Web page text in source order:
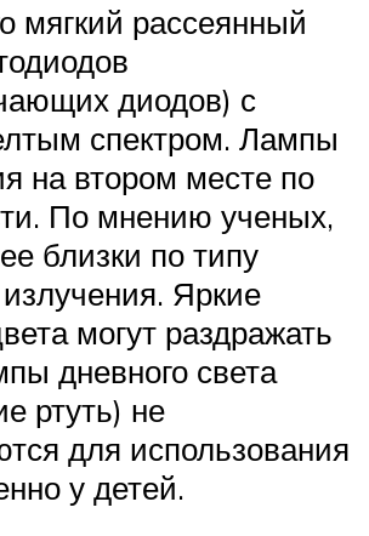
мягкий рассеянный
диодов) с
спектром. Лампы
на втором месте по
По мнению ученых,
близки по типу
излучения. Яркие
могут раздражать
дневного света
ртуть) не
для использования
у детей.